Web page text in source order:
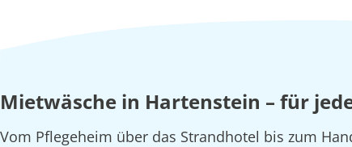
Mietwäsche in Hartenstein – für
Vom Pflegeheim über das Strandhotel bis zum